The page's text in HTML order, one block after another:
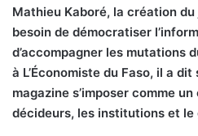
Mathieu Kaboré, la création
besoin de démocratiser
d’accompagner les mutations
à L’Économiste du Faso, il a
magazine s’imposer comme
décideurs, les institutions et le